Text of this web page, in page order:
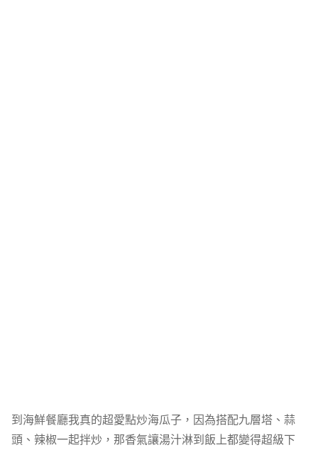
到海鮮餐廳我真的超愛點炒海瓜子，因為搭配九層塔、蒜
頭、辣椒一起拌炒，那香氣讓湯汁淋到飯上都變得超級下